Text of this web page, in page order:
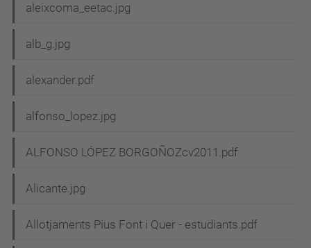
aleixcoma_eetac.jpg
alb_g.jpg
alexander.pdf
alfonso_lopez.jpg
ALFONSO LÓPEZ BORGOÑOZcv2011.pdf
Alicante.jpg
Allotjaments Pius Font i Quer - estudiants.pdf